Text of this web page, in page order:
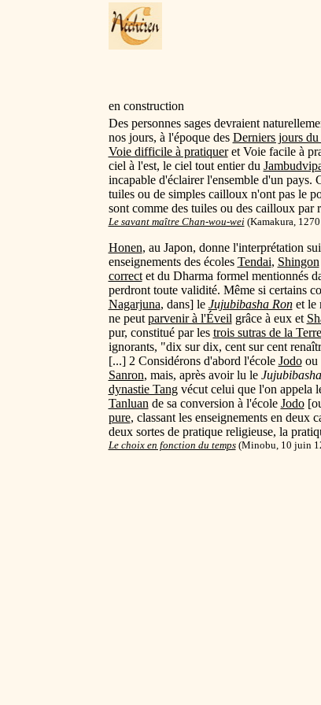
en construction
Des personnes sages devraient
nos jours, à l'époque des Derniers jours
Voie difficile à pratiqueret Voie facile à
ciel à l'est, le ciel tout entier du
incapable d'éclairer l'ensemble d'un pays.
tuiles ou de simples cailloux n'ont pas le
sont comme des tuiles ou des cailloux
Le savant maître Chan-wou-wei(Kamakura,
Honen, au Japon, donne l'interprétation
enseignements des écoles Tendai, Shingon
correctet du Dharma formel mentionnés
perdront toute validité. Même si certains
Nagarjuna, dans] le Jujubibasha Ronet le
ne peut parvenir à l'Éveil grâce à eux et
pur, constitué par les trois sutras de la
ignorants, "dix sur dix, cent sur cent
[...] 2 Considérons d'abord l'école Jodoou
Sanron, mais, après avoir lu le
dynastie Tangvécut celui que l'on appela
Tanluan de sa conversion à l'école Jodo
pure, classant les enseignements en deux
deux sortes de pratique religieuse, la
Le choix en fonction du temps(Minobu, 10 juin